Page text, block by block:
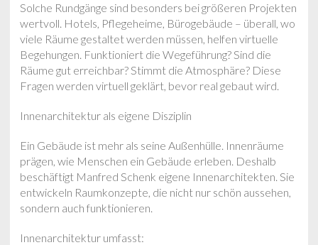
Solche Rundgänge sind besonders bei größeren Projekten
wertvoll. Hotels, Pflegeheime, Bürogebäude – überall, wo
viele Räume gestaltet werden müssen, helfen virtuelle
Begehungen. Funktioniert die Wegeführung? Sind die
Räume gut erreichbar? Stimmt die Atmosphäre? Diese
Fragen werden virtuell geklärt, bevor real gebaut wird.
Innenarchitektur als eigene Disziplin
Ein Gebäude ist mehr als seine Außenhülle. Innenräume
prägen, wie Menschen ein Gebäude erleben. Deshalb
beschäftigt Manfred Schenk eigene Innenarchitekten. Sie
entwickeln Raumkonzepte, die nicht nur schön aussehen,
sondern auch funktionieren.
Innenarchitektur umfasst: